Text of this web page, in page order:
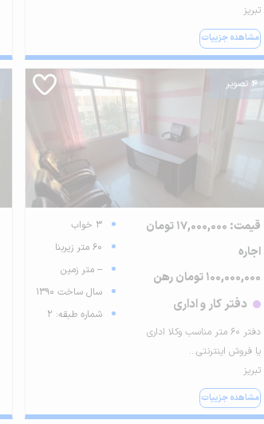
تبریز
مشاهده جزییات
4 تصویر
قیمت: 17,000,000 تومان
اجاره
100,000,000 تومان رهن
دفتر کار و اداری
دفتر 60 متر مناسب وکلا اداری
یا فروش اینترنتی...
تبریز
مشاهده جزییات
3 خواب
60 متر زیربنا
-- متر زمین
سال ساخت 1390
شماره طبقه: 2